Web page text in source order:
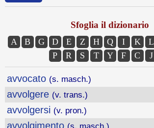
Sfoglia il dizionario
A B G D E Z H Q I K L
P
R S T Y F C J
avvocato (s. masch.)
avvolgere (v. trans.)
avvolgersi (v. pron.)
avvolgimento